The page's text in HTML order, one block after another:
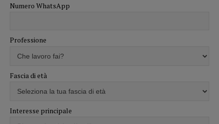
Numero WhatsApp
Professione
Fascia di età
Interesse principale